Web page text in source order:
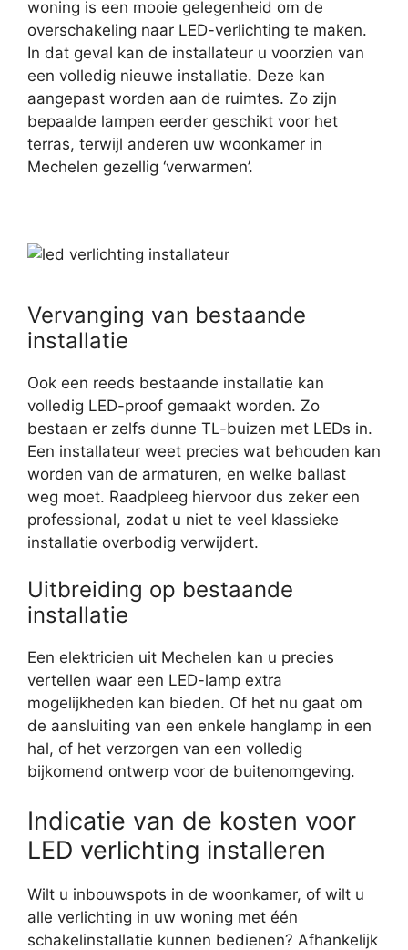
woning is een mooie gelegenheid om de
overschakeling naar LED-verlichting te maken.
In dat geval kan de installateur u voorzien van
een volledig nieuwe installatie. Deze kan
aangepast worden aan de ruimtes. Zo zijn
bepaalde lampen eerder geschikt voor het
terras, terwijl anderen uw woonkamer in
Mechelen gezellig ‘verwarmen’.
Vervanging van bestaande
installatie
Ook een reeds bestaande installatie kan
volledig LED-proof gemaakt worden. Zo
bestaan er zelfs dunne TL-buizen met LEDs in.
Een installateur weet precies wat behouden kan
worden van de armaturen, en welke ballast
weg moet. Raadpleeg hiervoor dus zeker een
professional, zodat u niet te veel klassieke
installatie overbodig verwijdert.
Uitbreiding op bestaande
installatie
Een elektricien uit Mechelen kan u precies
vertellen waar een LED-lamp extra
mogelijkheden kan bieden. Of het nu gaat om
de aansluiting van een enkele hanglamp in een
hal, of het verzorgen van een volledig
bijkomend ontwerp voor de buitenomgeving.
Indicatie van de kosten voor
LED verlichting installeren
Wilt u inbouwspots in de woonkamer, of wilt u
alle verlichting in uw woning met één
schakelinstallatie kunnen bedienen? Afhankelijk